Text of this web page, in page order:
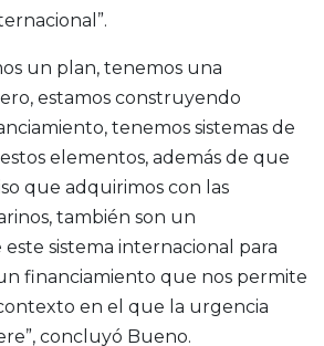
un plan, tenemos una
estamos construyendo
tenemos sistemas de
elementos, además de que
que adquirimos con las
también son un
sistema internacional para
financiamiento que nos permite
en el que la urgencia
concluyó Bueno.